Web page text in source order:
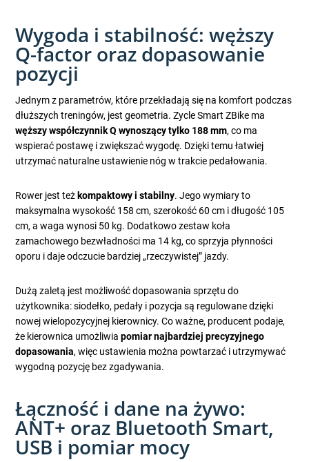
Wygoda i stabilność: węższy
Q-factor oraz dopasowanie
pozycji
Jednym z parametrów, które przekładają się na komfort podczas
dłuższych treningów, jest geometria. Zycle Smart ZBike ma
węższy współczynnik Q wynoszący tylko 188 mm, co ma
wspierać postawę i zwiększać wygodę. Dzięki temu łatwiej
utrzymać naturalne ustawienie nóg w trakcie pedałowania.
Rower jest też kompaktowy i stabilny. Jego wymiary to
maksymalna wysokość 158 cm, szerokość 60 cm i długość 105
cm, a waga wynosi 50 kg. Dodatkowo zestaw koła
zamachowego bezwładności ma 14 kg, co sprzyja płynności
oporu i daje odczucie bardziej „rzeczywistej” jazdy.
Dużą zaletą jest możliwość dopasowania sprzętu do
użytkownika: siodełko, pedały i pozycja są regulowane dzięki
nowej wielopozycyjnej kierownicy. Co ważne, producent podaje,
że kierownica umożliwiapomiar najbardziej precyzyjnego
dopasowania, więc ustawienia można powtarzać i utrzymywać
wygodną pozycję bez zgadywania.
Łączność i dane na żywo:
ANT+ oraz Bluetooth Smart,
USB i pomiar mocy